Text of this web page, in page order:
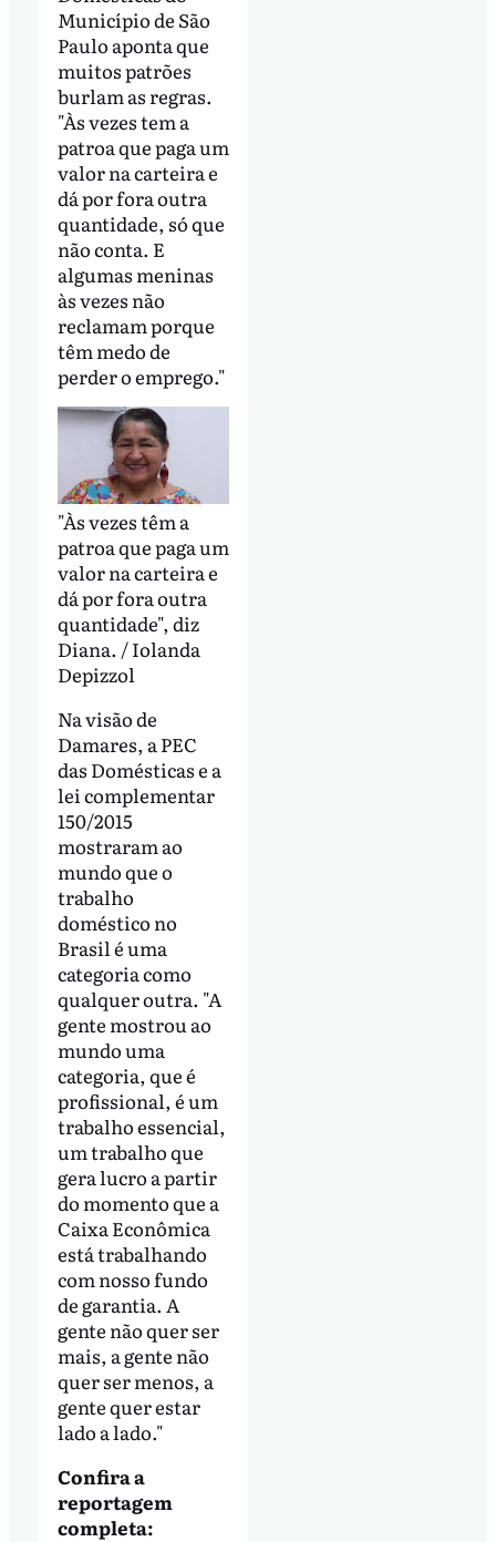
Município de São
Paulo aponta que
muitos patrões
burlam as regras.
"Às vezes tem a
patroa que paga um
valor na carteira e
dá por fora outra
quantidade, só que
não conta. E
algumas meninas
às vezes não
reclamam porque
têm medo de
perder o emprego."
"Às vezes têm a
patroa que paga um
valor na carteira e
dá por fora outra
quantidade", diz
Diana. / Iolanda
Depizzol
Na visão de
Damares, a PEC
das Domésticas e a
lei complementar
150/2015
mostraram ao
mundo que o
trabalho
doméstico no
Brasil é uma
categoria como
qualquer outra. "A
gente mostrou ao
mundo uma
categoria, que é
profissional, é um
trabalho essencial,
um trabalho que
gera lucro a partir
do momento que a
Caixa Econômica
está trabalhando
com nosso fundo
de garantia. A
gente não quer ser
mais, a gente não
quer ser menos, a
gente quer estar
lado a lado."
Confira a
reportagem
completa: